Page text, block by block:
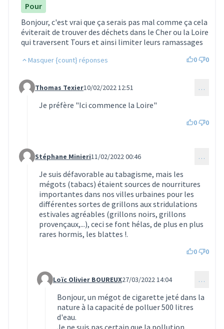
Pour
Bonjour, c'est vrai que ça serais pas mal comme ça cela
éviterait de trouver des déchets dans le Cher ou la Loire
qui traversent Tours et ainsi limiter leurs ramassages
Masquer {count} réponses 0 0
Commentaire 25 (réponse au commentaire 24)
Thomas Texier10/02/2022 12:51 …
Je préfère "Ici commence la Loire"
0 0
Commentaire 32 (réponse au commentaire 24)
Stéphane Minieri11/02/2022 00:46 …
Je suis défavorable au tabagisme, mais les
mégots (tabacs) étaient sources de nourritures
importantes dans nos villes urbaines pour les
différentes sortes de grillons aux stridulations
estivales agréables (grillons noirs, grillons
provençaux,...), ceci se font hélas, de plus en plus
rares hormis, les blattes !.
0 0
Commentaire 479 (réponse au commentaire 32)
Loïc Olivier BOUREUX27/03/2022 14:04 …
Bonjour, un mégot de cigarette jeté dans la
nature à la capacité de polluer 500 litres
d'eau.
Je ne suis pas certain que la pollution